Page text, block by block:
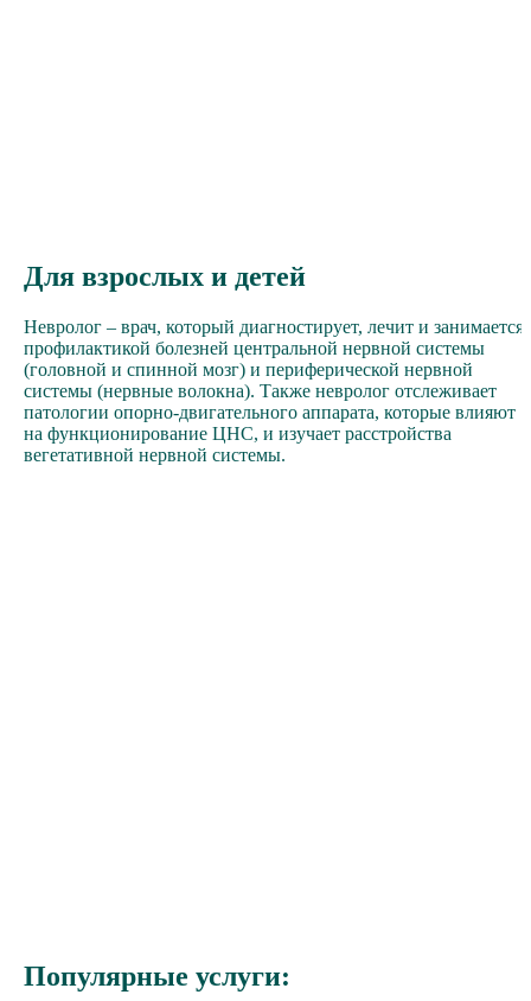
Для взрослых и детей
Невролог – врач, который диагностирует, лечит и занимается
профилактикой болезней центральной нервной системы
(головной и спинной мозг) и периферической нервной
системы (нервные волокна). Также невролог отслеживает
патологии опорно-двигательного аппарата, которые влияют
на функционирование ЦНС, и изучает расстройства
вегетативной нервной системы.
Популярные услуги: